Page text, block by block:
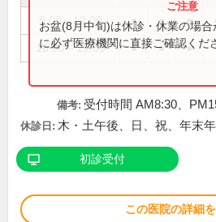
9:00～12:00 ● ● ●
16:00～19:00 ● ● ●
お盆(8月中旬)は休診・休業の場
に必ず医療機関に直接ご確認くだ
備考: 受付時間 AM8:30、
休診日: 木・土午後、日、祝、年末
初診受付
この医院の詳細